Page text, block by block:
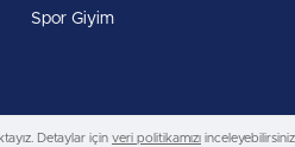
Spor Giyim
Detaylar için veri politikamızı